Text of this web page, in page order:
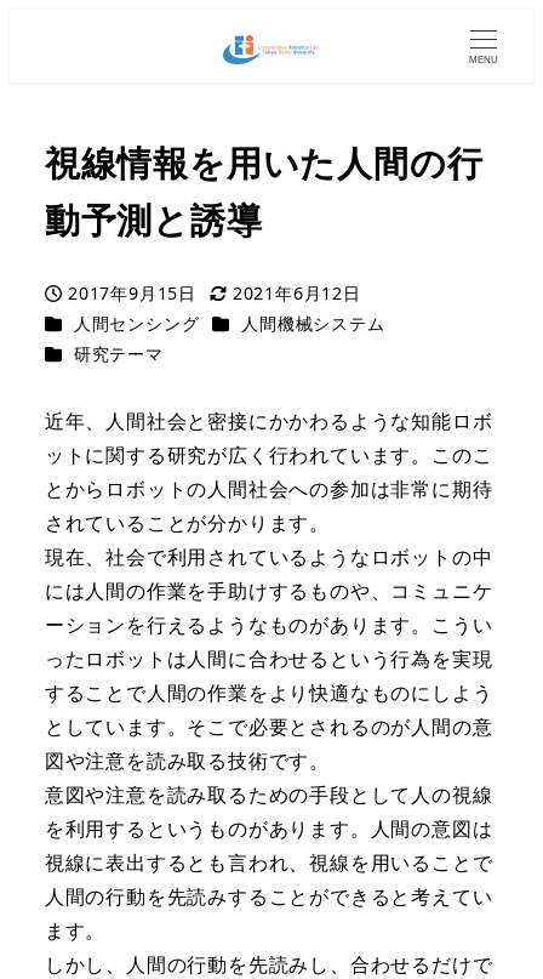
MENU
視線情報を用いた人間の行
動予測と誘導
投稿日
2017年9月15日
更新日
2021年6月12日
カテゴリー
人間センシング カテゴリー
人間機械システム
カテゴリー
研究テーマ
近年、人間社会と密接にかかわるような知能ロボ
ットに関する研究が広く行われています。このこ
とからロボットの人間社会への参加は非常に期待
されていることが分かります。
現在、社会で利用されているようなロボットの中
には人間の作業を手助けするものや、コミュニケ
ーションを行えるようなものがあります。こうい
ったロボットは人間に合わせるという行為を実現
することで人間の作業をより快適なものにしよう
としています。そこで必要とされるのが人間の意
図や注意を読み取る技術です。
意図や注意を読み取るための手段として人の視線
を利用するというものがあります。人間の意図は
視線に表出するとも言われ、視線を用いることで
人間の行動を先読みすることができると考えてい
ます。
しかし、人間の行動を先読みし、合わせるだけで